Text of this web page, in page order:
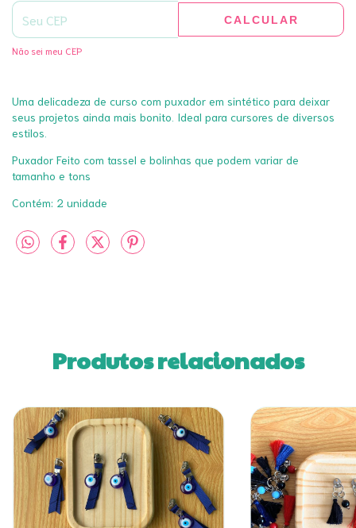
CALCULAR
Não sei meu CEP
Uma delicadeza de curso com puxador em sintético para deixar
seus projetos ainda mais bonito. Ideal para cursores de diversos
estilos.
Puxador Feito com tassel e bolinhas que podem variar de
tamanho e tons
Contém: 2 unidade
Produtos relacionados